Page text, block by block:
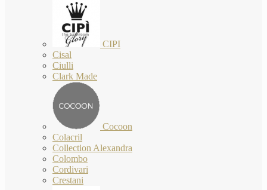
CIPI
Cisal
Ciulli
Clark Made
Cocoon
Colacril
Collection Alexandra
Colombo
Cordivari
Crestani